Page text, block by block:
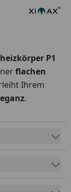
P1
flachen
Ihrem
.
als
Durch
denkbar
dank